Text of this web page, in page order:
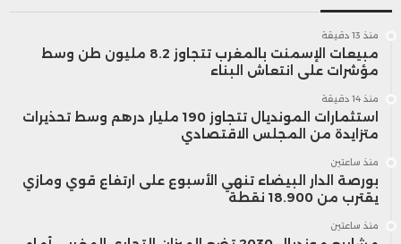
يؤدي الركود المفاجئ إلى تعقيد المشهد
بالنسبة إلى محافظ بنك اليابان كازو أويدا. ففي
حين يفضّل محافظو البنوك المركزية بشكل
عام تجنب رفع تكاليف الاقتراض عندما تنكمش
اقتصاداتهم، يبدو أن أويدا يركز بشكل أكبر على
الاتجاهات طويلة المدى في التضخم والأجور،
مقارنة بأرقام النمو الاقتصادي الفصلية.
منذ 13 دقيقة
مبيعات الإسمنت بالمغرب تتجاوز 8.2 مليون طن وسط
مؤشرات على انتعاش البناء
منذ 14 دقيقة
استثمارات المونديال تتجاوز 190 مليار درهم وسط تحذيرات
متزايدة من المجلس الاقتصادي
منذ ساعتين
بورصة الدار البيضاء تنهي الأسبوع على ارتفاع قوي ومازي
يقترب من 18.900 نقطة
منذ ساعتين